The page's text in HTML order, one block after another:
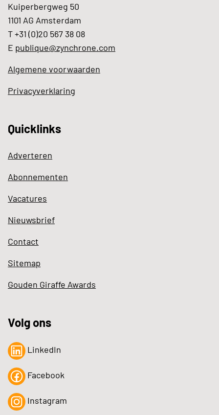
Kuiperbergweg 50
1101 AG Amsterdam
T +31 (0)20 567 38 08
E publique@zynchrone.com
Algemene voorwaarden
Privacyverklaring
Quicklinks
Adverteren
Abonnementen
Vacatures
Nieuwsbrief
Contact
Sitemap
Gouden Giraffe Awards
Volg ons
LinkedIn
Facebook
Instagram